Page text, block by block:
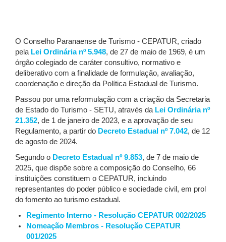
O Conselho Paranaense de Turismo - CEPATUR, criado
pela Lei Ordinária nº 5.948, de 27 de maio de 1969, é um
órgão colegiado de caráter consultivo, normativo e
deliberativo com a finalidade de formulação, avaliação,
coordenação e direção da Política Estadual de Turismo.
Passou por uma reformulação com a criação da Secretaria
de Estado do Turismo - SETU, através da Lei Ordinária nº
21.352, de 1 de janeiro de 2023, e a aprovação de seu
Regulamento, a partir do Decreto Estadual nº 7.042, de 12
de agosto de 2024.
Segundo o Decreto Estadual nº 9.853, de 7 de maio de
2025, que dispõe sobre a composição do Conselho, 66
instituições constituem o CEPATUR, incluindo
representantes do poder público e sociedade civil, em prol
do fomento ao turismo estadual.
Regimento Interno - Resolução CEPATUR 002/2025
Nomeação Membros - Resolução CEPATUR
001/2025